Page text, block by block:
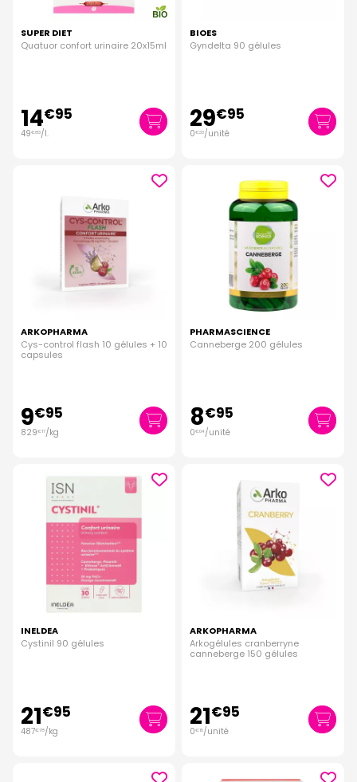
SUPER DIET
Quatuor confort urinaire 20x15ml
14€95
49€83/l.
BIOES
Gyndelta 90 gélules
29€95
0€33/unité
ARKOPHARMA
Cys-control flash 10 gélules + 10
capsules
9€95
829€ 17/kg
PHARMASCIENCE
Canneberge 200 gélules
8€95
0€04 /unité
INELDEA
Cystinil 90 gélules
21€95
487€78/kg
ARKOPHARMA
Arkogélules cranberryne
canneberge 150 gélules
21€95
0€ 15/unité